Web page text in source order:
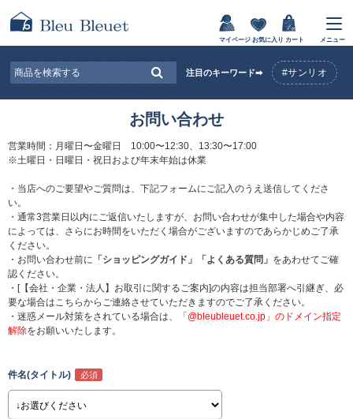
マイページ お気に入り カート メニュー
注目のキーワード➡ #サンリオ
お問い合わせ
営業時間：月曜日〜金曜日 10:00〜12:30、13:30〜17:00
※土曜日・日曜日・祝日および年末年始は休業
・当店へのご要望やご質問は、下記フォームにご記入のうえ送信してくださ
い。
・通常3営業日以内にご返信いたしますが、お問い合わせが集中した場合や内容
によっては、さらにお時間をいただく場合がございますのであらかじめご了承
ください。
・お問い合わせ前に 「ショッピングガイド」 「よくある質問」 をあわせてご確
認ください。
・[【会社・企業・法人】お取引に関するご案内]の内容は担当部署へ引継ぎ、必
要な場合はこちらからご連絡させていただきますのでご了承ください。
・迷惑メール対策をされている場合は、
「@bleubleuet.co.jp」のドメイン指定
解除をお願いいたします。
件名(タイトル)